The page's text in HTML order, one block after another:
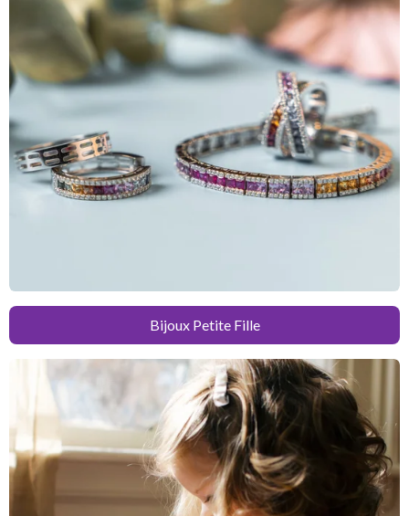
Bijoux Petite Fille